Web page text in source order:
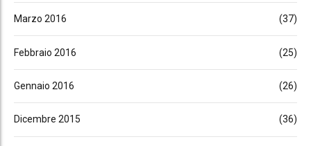
Marzo 2016 (37)
Febbraio 2016 (25)
Gennaio 2016 (26)
Dicembre 2015 (36)